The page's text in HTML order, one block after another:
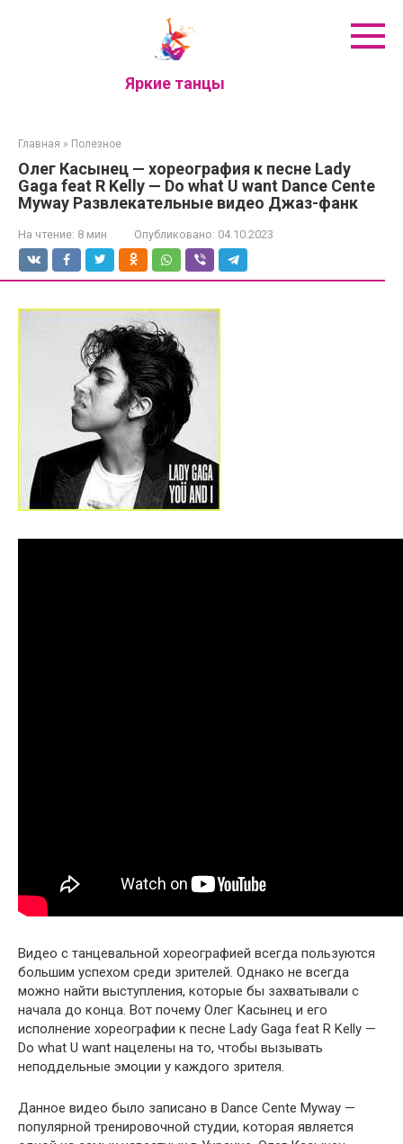
Яркие танцы
Главная » Полезное
Олег Касынец — хореография к песне Lady
Gaga feat R Kelly — Do what U want Dance Cente
Myway Развлекательные видео Джаз-фанк
На чтение: 8 мин Опубликовано: 04.10.2023
Видео с танцевальной хореографией всегда пользуются
большим успехом среди зрителей. Однако не всегда
можно найти выступления, которые бы захватывали с
начала до конца. Вот почему Олег Касынец и его
исполнение хореографии к песне Lady Gaga feat R Kelly —
Do what U want нацелены на то, чтобы вызывать
неподдельные эмоции у каждого зрителя.
Данное видео было записано в Dance Cente Myway —
популярной тренировочной студии, которая является